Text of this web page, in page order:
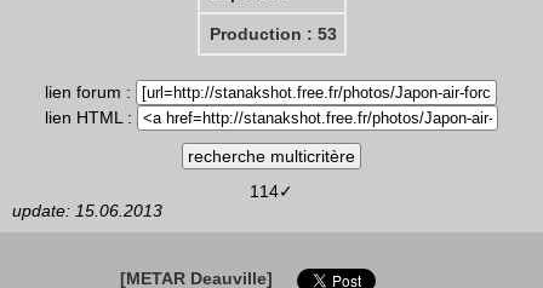
Production : 53
lien forum :
lien HTML :
114✓
update: 15.06.2013
[METAR Deauville]